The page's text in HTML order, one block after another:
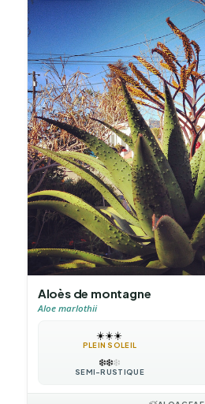
Aloès de montagne
Aloe marlothii
☀️☀️☀️
PLEIN SOLEIL
❄️❄️❄️
SEMI-RUSTIQUE